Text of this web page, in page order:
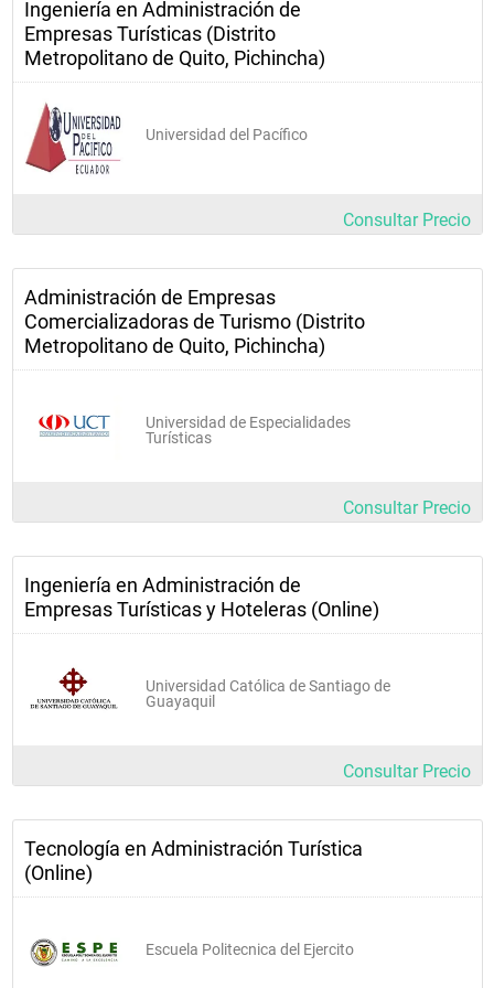
Empresas municipales de servicios turísticos
Consultoras
Agencias de desarrollo turístico
Cruceros
Parques recreacionales
Ingeniería en Administración de
Empresas Turísticas (Distrito
Metropolitano de Quito, Pichincha)
Universidad del Pacífico
Consultar Precio
Administración de Empresas
Comercializadoras de Turismo (Distrito
Metropolitano de Quito, Pichincha)
Universidad de Especialidades
Turísticas
Consultar Precio
Ingeniería en Administración de
Empresas Turísticas y Hoteleras (Online)
Universidad Católica de Santiago de
Guayaquil
Consultar Precio
Tecnología en Administración Turística
(Online)
Escuela Politecnica del Ejercito